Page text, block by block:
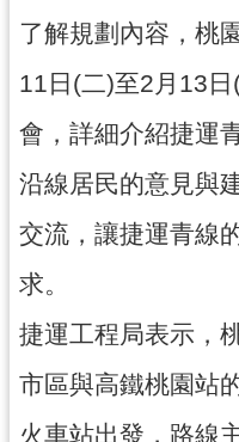
搜
尋
認
識
我
們
訊
公
告
了解規劃內容，桃
11日(二)至2月13
會，詳細介紹捷運
沿線居民的意見與
交流，讓捷運青線
求。
捷運工程局表示，
市區與高鐵桃園站
火車站出發，路線